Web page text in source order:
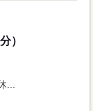
）
...